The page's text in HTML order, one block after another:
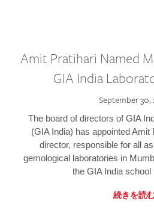
Amit Pratihari Named
GIA India
September 30,
The board of directors of GIA
(GIA India) has appointed
director, responsible for all
gemological laboratories in
the GIA India school
続きを読